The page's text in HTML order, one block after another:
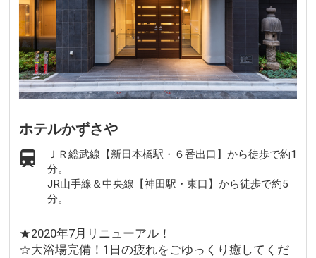
ホテルかずさや
ＪＲ総武線【新日本橋駅・６番出口】から徒歩で約1
分。
JR山手線＆中央線【神田駅・東口】から徒歩で約5
分。
★2020年7月リニューアル！
☆大浴場完備！1日の疲れをごゆっくり癒してくだ